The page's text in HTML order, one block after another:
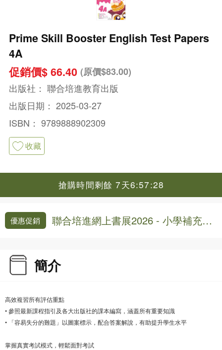
Prime Skill Booster English Test Papers
4A
促銷價$ 66.40 (原價$83.00)
出版社： 聯合培進教育出版
出版日期： 2025-03-27
ISBN： 9789888902309
收藏
搶購時間剩餘 7天6:57:28
優惠促銷
聯合培進網上書展2026 - 小學補充練
簡介
高效複習所有評估重點
• 參照最新課程指引及各大出版社的課本編寫，涵蓋所有重要知識
• 「容易失分的難題」以圖案標示，配合答案解說，有助提升學生水平
掌握真實考試模式，輕鬆面對考試